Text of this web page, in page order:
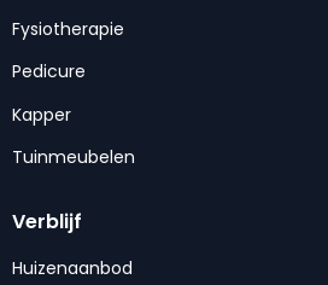
Fysiotherapie
Pedicure
Kapper
Tuinmeubelen
Verblijf
Huizenaanbod